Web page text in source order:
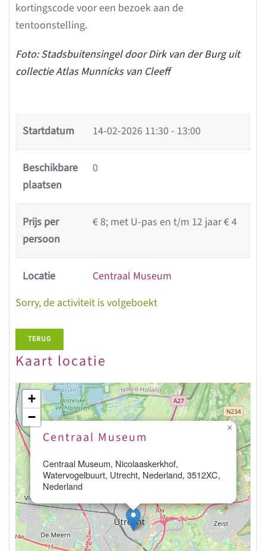
kortingscode voor een bezoek aan de
tentoonstelling.
Foto: Stadsbuitensingel door Dirk van der Burg uit
collectie Atlas Munnicks van Cleeff
Startdatum 14-02-2026 11:30 - 13:00
Beschikbare
plaatsen
0
Prijs per
persoon
€ 8; met U-pas en t/m 12 jaar € 4
Locatie
Centraal Museum
Sorry, de activiteit is volgeboekt
TERUG
Kaart locatie
Centraal Museum
Centraal Museum, Nicolaaskerkhof,
Watervogelbuurt, Utrecht, Nederland, 3512XC,
Nederland
×
+
−